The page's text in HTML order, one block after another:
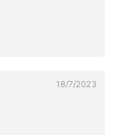
18/7/2023